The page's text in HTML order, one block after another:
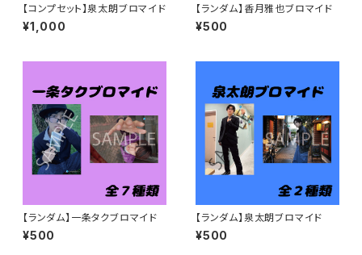
【コンプセット】泉太朗ブロマイド
¥1,000
【ランダム】香月雅也ブロマイド
¥500
【ランダム】一条タクブロマイド
¥500
【ランダム】泉太朗ブロマイド
¥500